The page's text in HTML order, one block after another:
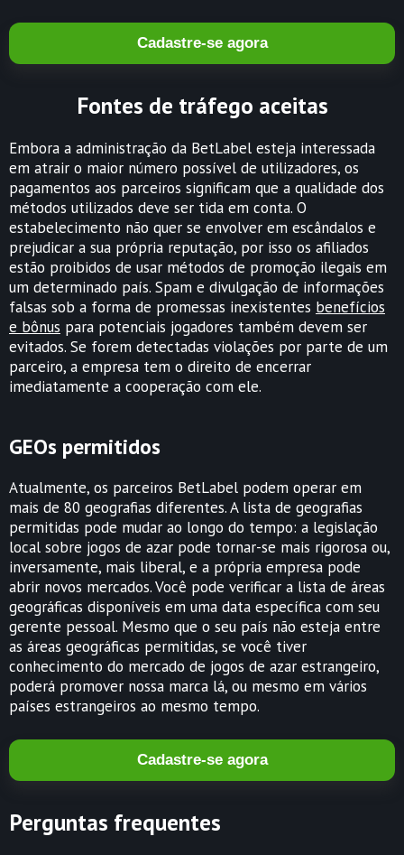
Cadastre-se agora
Fontes de tráfego aceitas
Embora a administração da BetLabel esteja interessada
em atrair o maior número possível de utilizadores, os
pagamentos aos parceiros significam que a qualidade dos
métodos utilizados deve ser tida em conta. O
estabelecimento não quer se envolver em escândalos e
prejudicar a sua própria reputação, por isso os afiliados
estão proibidos de usar métodos de promoção ilegais em
um determinado país. Spam e divulgação de informações
falsas sob a forma de promessas inexistentes benefícios
e bônus para potenciais jogadores também devem ser
evitados. Se forem detectadas violações por parte de um
parceiro, a empresa tem o direito de encerrar
imediatamente a cooperação com ele.
GEOs permitidos
Atualmente, os parceiros BetLabel podem operar em
mais de 80 geografias diferentes. A lista de geografias
permitidas pode mudar ao longo do tempo: a legislação
local sobre jogos de azar pode tornar-se mais rigorosa ou,
inversamente, mais liberal, e a própria empresa pode
abrir novos mercados. Você pode verificar a lista de áreas
geográficas disponíveis em uma data específica com seu
gerente pessoal. Mesmo que o seu país não esteja entre
as áreas geográficas permitidas, se você tiver
conhecimento do mercado de jogos de azar estrangeiro,
poderá promover nossa marca lá, ou mesmo em vários
países estrangeiros ao mesmo tempo.
Cadastre-se agora
Perguntas frequentes